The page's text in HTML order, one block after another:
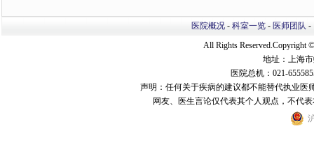
医院概况- 科室一览- 医师团队 -
All Rights
地址：上海
医院总机：021-
声明：任何关于疾病的建议都不能替代执业医
网友、医生言论仅代表其个人观点，不代